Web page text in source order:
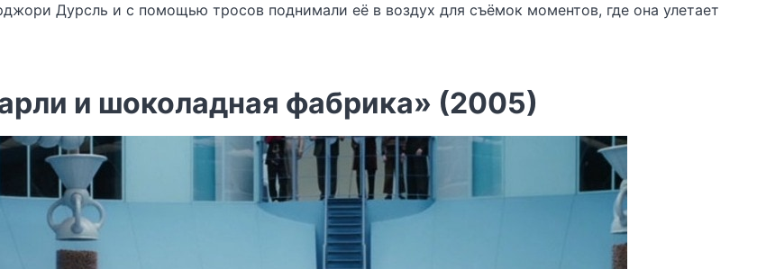
Дурсль и с помощью тросов поднимали её в воздух для съёмок моментов, где она улетает
и шоколадная фабрика» (2005)